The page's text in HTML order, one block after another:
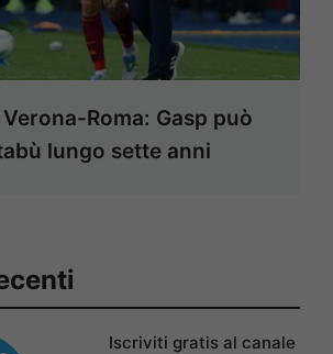
Roma: Gasp può
lungo sette anni
Iscriviti gratis al canale